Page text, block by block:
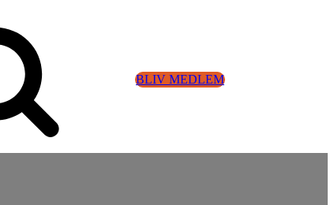
BLIV MEDLEM